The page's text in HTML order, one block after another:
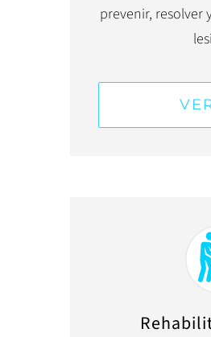
prevenir, resolver